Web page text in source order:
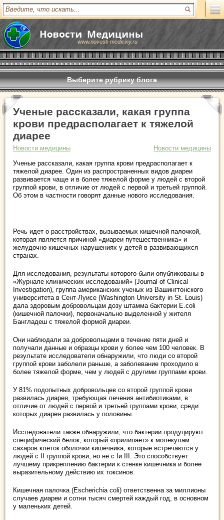
www.novosti-mediciny.ru
Выберите рубрику блога
Ученые рассказали, какая группа
крови предрасполагает к тяжелой
диарее
Новости медицины
Новости медицины
Ученые рассказали, какая группа крови предрасполагает к
тяжелой диарее. Один из распространенных видов диареи
развивается чаще и в более тяжелой форме у людей с второй
группой крови, в отличие от людей с первой и третьей группой.
Об этом в частности говорят данные нового исследования.
Речь идет о расстройствах, вызываемых кишечной палочкой,
которая является причиной «диареи путешественника» и
желудочно-кишечных нарушениях у детей в развивающихся
странах.
Для исследования, результаты которого были опубликованы в
«Журнале клинических исследований» (Journal of Clinical
Investigation), группа американских ученых из Вашингтонского
университета в Сент-Луисе (Washington University in St. Louis)
дала здоровым добровольцам дозу штамма бактерии E.coli
(кишечной палочки), первоначально выделенной у жителя
Бангладеш с тяжелой формой диареи.
Они наблюдали за добровольцами в течение пяти дней и
получали данные и образцы крови у более чем 100 человек. В
результате исследователи обнаружили, что люди со второй
группой крови заболели раньше, а заболевание проходило в
более тяжелой форме, чем у людей с другими группами крови.
У 81% подопытных добровольцев со второй группой крови
развилась диарея, требующая лечения антибиотиками, в
отличие от людей с первой и третьей группами крови, среди
которых диарея развилась у половины.
Исследователи также обнаружили, что бактерии продуцируют
специфический белок, который «прилипает» к молекулам
сахаров клеток оболочки кишечника, которые встречаются у
людей с II группой крови, но не с Iи III. Это способствует
лучшему прикреплению бактерии к стенке кишечника и более
выразительному действию их токсинов.
Кишечная палочка (Escherichia coli) ответственна за миллионы
случаев диареи и сотни тысяч смертей каждый год, в основном
у маленьких детей.